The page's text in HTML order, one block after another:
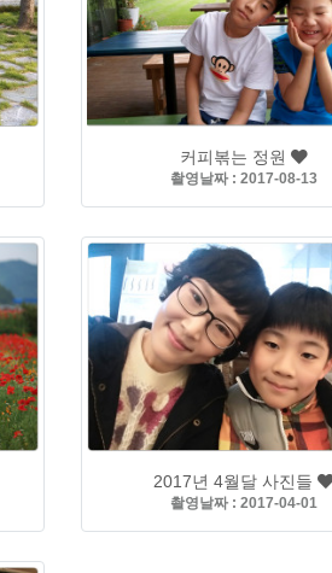
커피볶는 정원
촬영날짜 : 2017-08-13
2017년 4월달 사진들
촬영날짜 : 2017-04-01